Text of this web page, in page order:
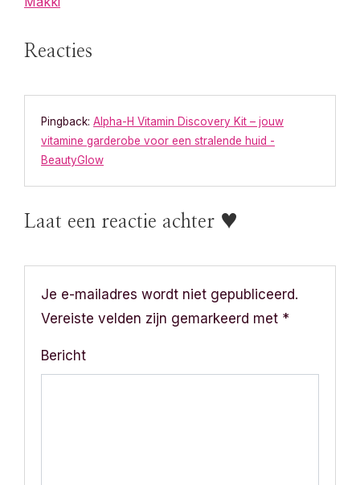
h
t
v
i
g
Reacties
Pingback: Alpha-H Vitamin Discovery Kit – jouw
vitamine garderobe voor een stralende huid -
BeautyGlow
Laat een reactie achter ♥
Je e-mailadres wordt niet gepubliceerd.
Vereiste velden zijn gemarkeerd met *
Bericht